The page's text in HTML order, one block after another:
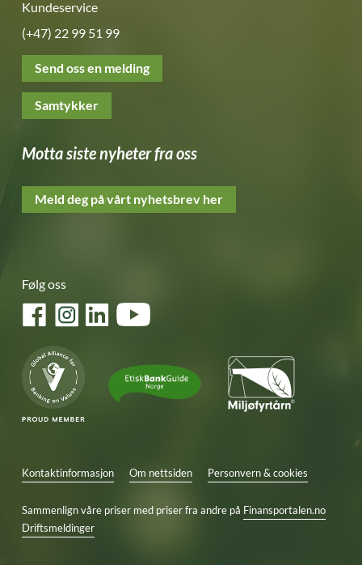
Kundeservice
(+47) 22 99 51 99
Send oss en melding
Samtykker
Motta siste nyheter fra oss
Meld deg på vårt nyhetsbrev her
Følg oss
FacebookInstagramLinkedInYouTube
Kontaktinformasjon Om nettsiden Personvern & cookies
Sammenlign våre priser med priser fra andre på Finansportalen.no
Driftsmeldinger